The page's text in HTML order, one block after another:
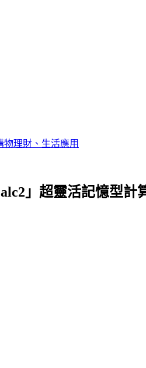
物理財、生活應用
」超靈活記憶型計